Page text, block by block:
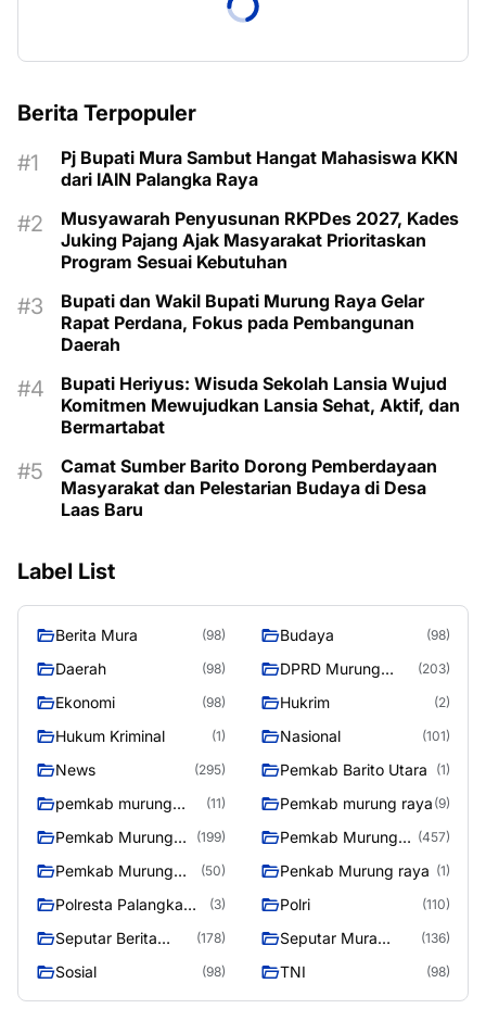
Berita Terpopuler
Pj Bupati Mura Sambut Hangat Mahasiswa KKN
dari IAIN Palangka Raya
Musyawarah Penyusunan RKPDes 2027, Kades
Juking Pajang Ajak Masyarakat Prioritaskan
Program Sesuai Kebutuhan
Bupati dan Wakil Bupati Murung Raya Gelar
Rapat Perdana, Fokus pada Pembangunan
Daerah
Bupati Heriyus: Wisuda Sekolah Lansia Wujud
Komitmen Mewujudkan Lansia Sehat, Aktif, dan
Bermartabat
Camat Sumber Barito Dorong Pemberdayaan
Masyarakat dan Pelestarian Budaya di Desa
Laas Baru
Label List
Berita Mura (98) Budaya (98)
Daerah (98)
DPRD Murung
(203)
Ekonomi (98) Hukrim (2)
Hukum Kriminal (1) Nasional (101)
News (295) Pemkab Barito Utara (1)
pemkab murung
(11) Pemkab murung raya (9)
Pemkab Murung
(199)
Pemkab Murung
(457)
Pemkab Murung
(50) Penkab Murung raya (1)
Polresta Palangka
(3) Polri (110)
Seputar Berita
(178)
Seputar Mura
(136)
Sosial (98) TNI (98)